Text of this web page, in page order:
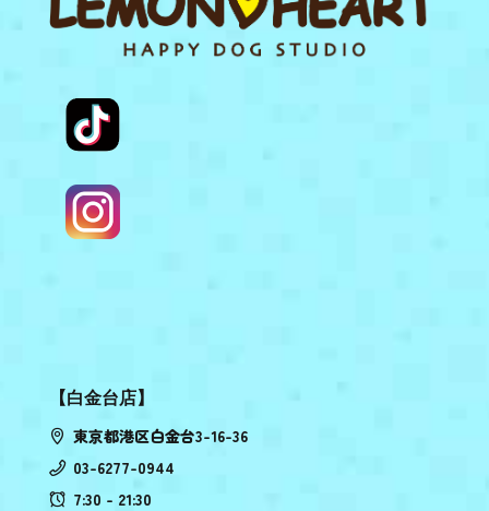
【白金台店】
東京都港区白金台3-16-36
03-6277-0944
7:30 - 21:30